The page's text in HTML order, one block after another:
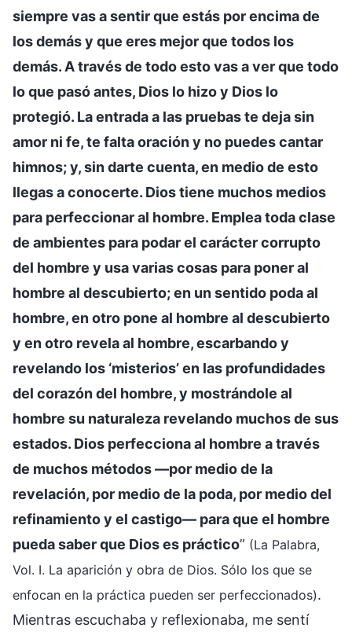
siempre vas a sentir que estás por encima de
los demás y que eres mejor que todos los
demás. A través de todo esto vas a ver que todo
lo que pasó antes, Dios lo hizo y Dios lo
protegió. La entrada a las pruebas te deja sin
amor ni fe, te falta oración y no puedes cantar
himnos; y, sin darte cuenta, en medio de esto
llegas a conocerte. Dios tiene muchos medios
para perfeccionar al hombre. Emplea toda clase
de ambientes para podar el carácter corrupto
del hombre y usa varias cosas para poner al
hombre al descubierto; en un sentido poda al
hombre, en otro pone al hombre al descubierto
y en otro revela al hombre, escarbando y
revelando los ‘misterios’ en las profundidades
del corazón del hombre, y mostrándole al
hombre su naturaleza revelando muchos de sus
estados. Dios perfecciona al hombre a través
de muchos métodos —por medio de la
revelación, por medio de la poda, por medio del
refinamiento y el castigo— para que el hombre
pueda saber que Dios es práctico” (La Palabra,
Vol. I. La aparición y obra de Dios. Sólo los que se
enfocan en la práctica pueden ser perfeccionados).
Mientras escuchaba y reflexionaba, me sentí